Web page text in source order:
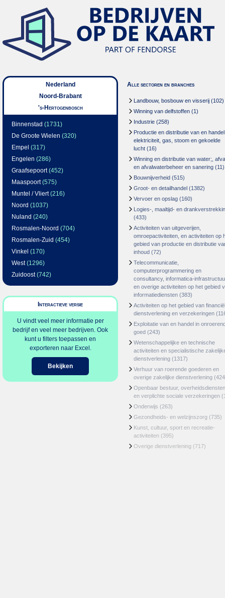
Nederland
Noord-Brabant
's-Hertogenbosch
Binnenstad (1731)
De Groote Wielen (320)
Empel (317)
Engelen (286)
Graafsepoort(452)
Maaspoort(575)
Muntel / Vliert(216)
Noord (1037)
Nuland (240)
Rosmalen-Noord (704)
Rosmalen-Zuid (454)
Vinkel (170)
West(1296)
Zuidoost(742)
Interactieve versie
U vindt veel meer informatie per
bedrijf en veel meer bedrijven. Ook
kunt u filters toepassen en
exporteren naar Excel.
Bekijken
Alle sectoren en branches
Landbouw, bosbouw en visserij (102)
Winning van delfstoffen (1)
Industrie (258)
Productie en distributie van en
elektriciteit, gas, stoom en gekoelde
lucht (16)
Winning en distributie van water;,
en afvalwaterbeheer en sanering (11)
Bouwnijverheid (515)
Groot- en detailhandel (1382)
Vervoer en opslag (160)
Logies-, maaltijd- en
(433)
Activiteiten van uitgeverijen,
omroepactiviteiten, en activiteiten op
gebied van productie en distributie
inhoud (72)
Telecommunicatie,
computerprogrammering en
consultancy, informatica-
en overige activiteiten op het gebied
informatiediensten (383)
Activiteiten op het gebied van
dienstverlening en verzekeringen
Exploitatie van en handel in
goed (243)
Wetenschappelijke en technische
activiteiten en specialistische
dienstverlening (1317)
Verhuur van roerende goederen en
overige zakelijke dienstverlening
Openbaar bestuur, overheidsdiensten
en verplichte sociale verzekeringen
Onderwijs (263)
Gezondheids- en welzijnszorg (735)
Kunst, cultuur, sport en recreatie-
activiteiten (395)
Overige dienstverlening (717)